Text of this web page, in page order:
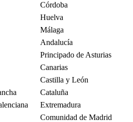
Córdoba
Huelva
Málaga
Andalucía
Principado de Asturias
Canarias
Castilla y León
Cataluña
Extremadura
Comunidad de Madrid